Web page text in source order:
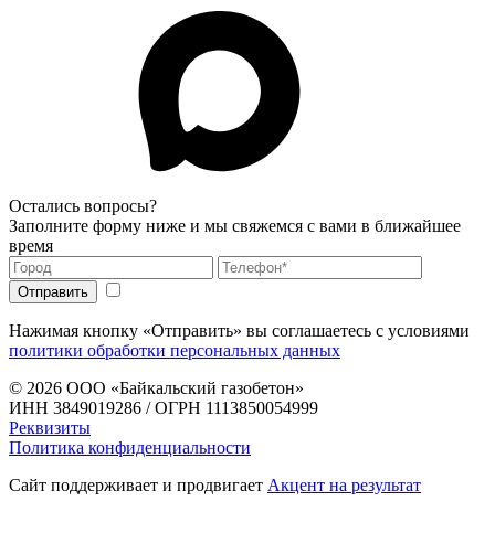
Остались вопросы?
Заполните форму ниже и мы свяжемся с вами в ближайшее
время
Нажимая кнопку «Отправить» вы соглашаетесь с условиями
политики обработки персональных данных
© 2026 ООО «Байкальский газобетон»
ИНН 3849019286 / ОГРН 1113850054999
Реквизиты
Политика конфиденциальности
Сайт поддерживает и продвигает Акцент на результат